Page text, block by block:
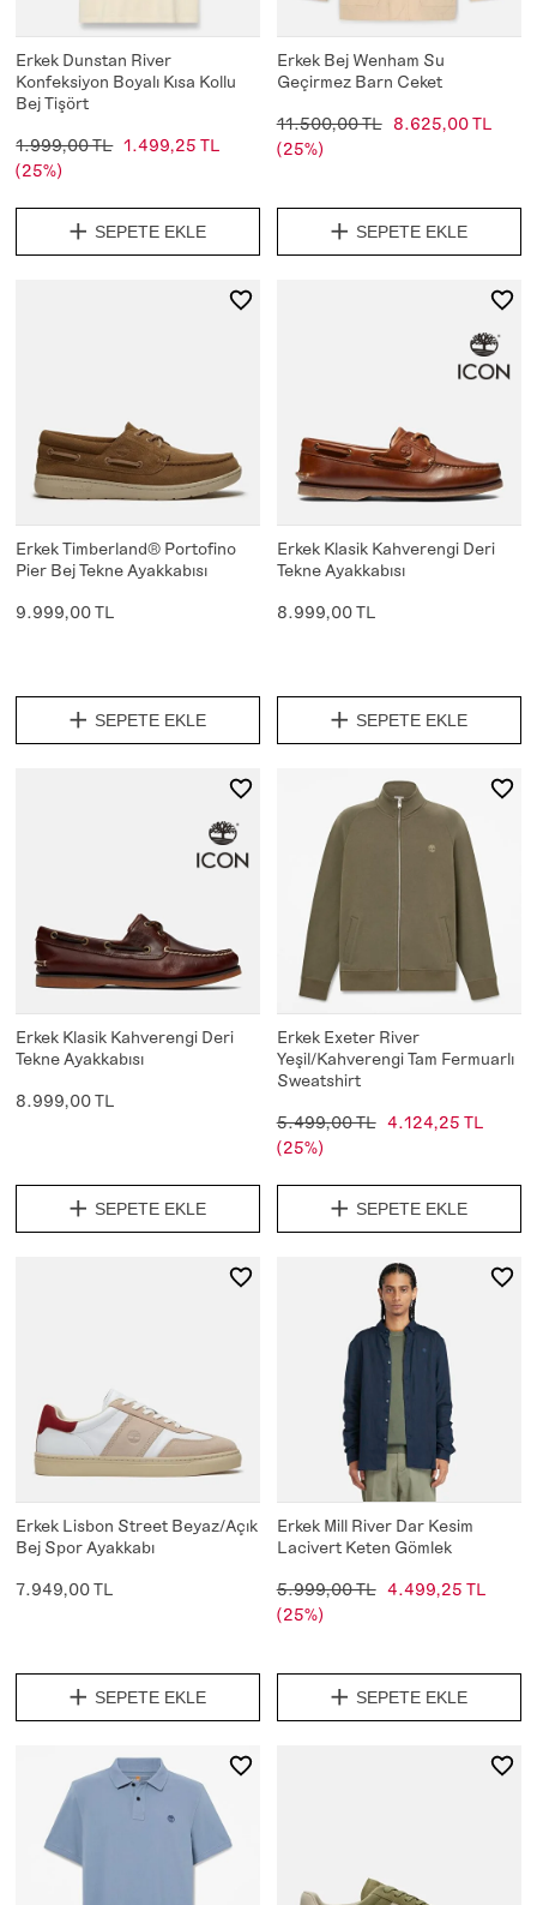
Erkek Dunstan River
Konfeksiyon Boyalı Kısa Kollu
Bej Tişört
1.999,00 TL 1.499,25 TL
(25%)
SEPETE EKLE
Erkek Bej Wenham Su
Geçirmez Barn Ceket
11.500,00 TL
8.625,00 TL
(25%)
SEPETE EKLE
Erkek Timberland® Portofino
Pier Bej Tekne Ayakkabısı
9.999,00 TL
SEPETE EKLE
Erkek Klasik Kahverengi Deri
Tekne Ayakkabısı
8.999,00 TL
SEPETE EKLE
Erkek Klasik Kahverengi Deri
Tekne Ayakkabısı
8.999,00 TL
SEPETE EKLE
Erkek Exeter River
Yeşil/Kahverengi Tam Fermuarlı
Sweatshirt
5.499,00 TL 4.124,25 TL
(25%)
SEPETE EKLE
Erkek Lisbon Street Beyaz/Açık
Bej Spor Ayakkabı
7.949,00 TL
SEPETE EKLE
Erkek Mill River Dar Kesim
Lacivert Keten Gömlek
5.999,00 TL 4.499,25 TL
(25%)
SEPETE EKLE